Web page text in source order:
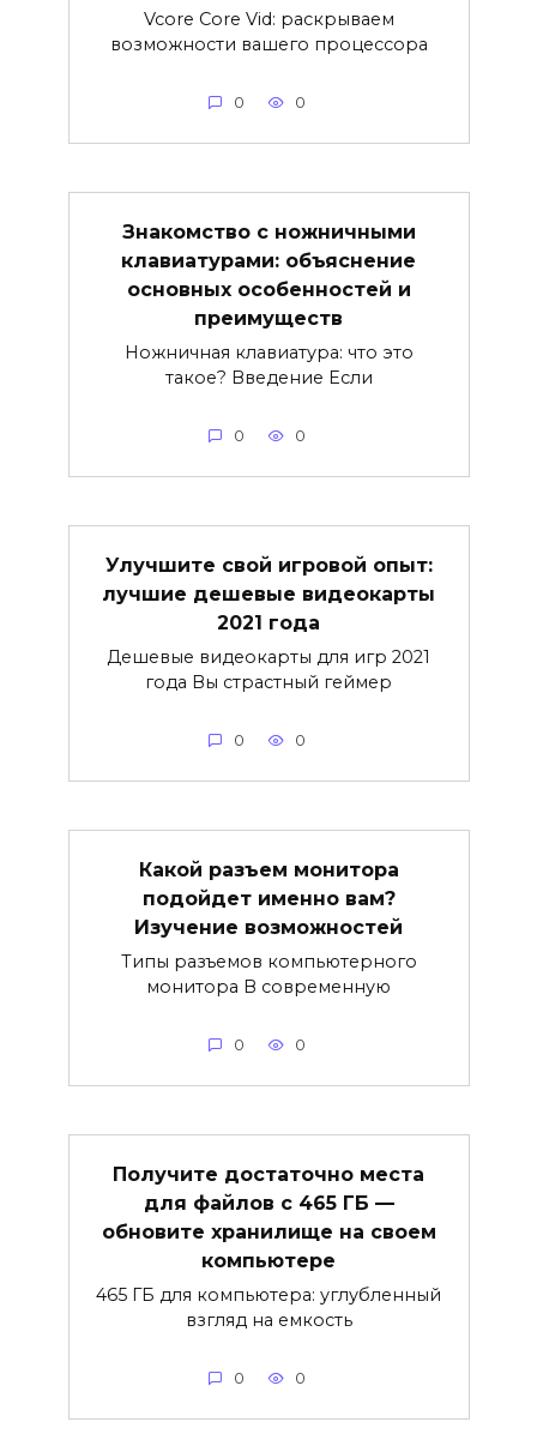
Vcore Core Vid: раскрываем
возможности вашего процессора
0 0
Знакомство с ножничными
клавиатурами: объяснение
основных особенностей и
преимуществ
Ножничная клавиатура: что это
такое? Введение Если
0 0
Улучшите свой игровой опыт:
лучшие дешевые видеокарты
2021 года
Дешевые видеокарты для игр 2021
года Вы страстный геймер
0 0
Какой разъем монитора
подойдет именно вам?
Изучение возможностей
Типы разъемов компьютерного
монитора В современную
0 0
Получите достаточно места
для файлов с 465 ГБ —
обновите хранилище на своем
компьютере
465 ГБ для компьютера: углубленный
взгляд на емкость
0 0